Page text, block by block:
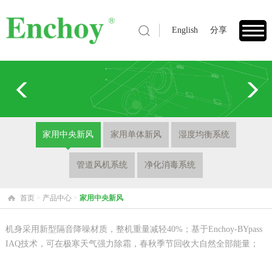
English 分享
1
家用中央新风 家用单体新风 湿度均衡系统
管道风机系统 净化消毒系统
首页 > 产品中心 >家用中央新风
机身采用新型隔音降噪材质，整机重量减轻40%； 基于Enchoy-BYpass
IAQ技术，可在极寒天气强力除霜，春秋季节回收大自然全部能量；